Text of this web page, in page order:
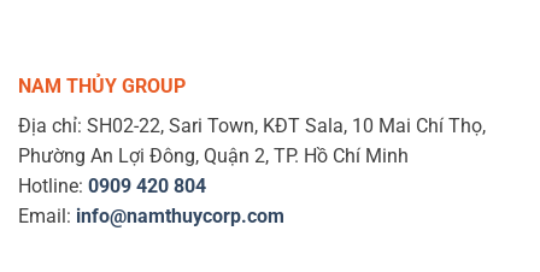
NAM THỦY GROUP
Địa chỉ: SH02-22, Sari Town, KĐT Sala, 10 Mai Chí Thọ,
Phường An Lợi Đông, Quận 2, TP. Hồ Chí Minh
Hotline: 0909 420 804
Email: info@namthuycorp.com